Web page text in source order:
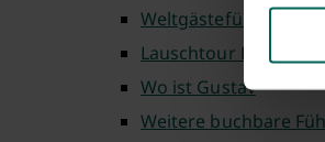
Weltgästeführertag
Lauschtour Fürth
Wo ist Gustav
Weitere buchbare